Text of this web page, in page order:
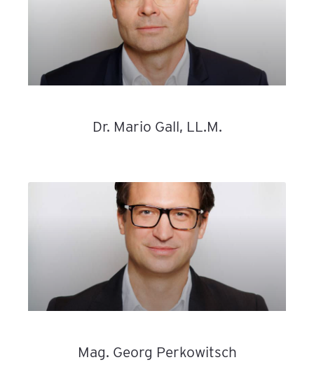
Dr. Mario Gall, LL.M.
Mag. Georg Perkowitsch